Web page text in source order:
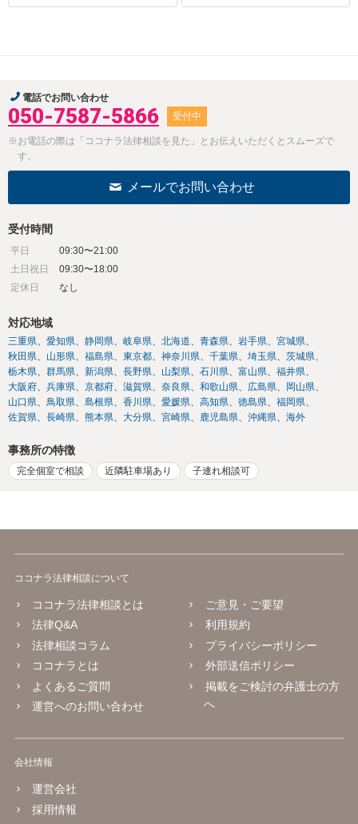
電話でお問い合わせ
050-7587-5866 受付中
※お電話の際は「ココナラ法律相談を見た」とお伝えいただくとスムーズで
す。
メールでお問い合わせ
受付時間
平日
09:30〜21:00
土日祝日
09:30〜18:00
定休日
なし
対応地域
三重県 愛知県 静岡県 岐阜県 北海道 青森県 岩手県
宮城県
秋田県
山形県 福島県 東京都 神奈川県 千葉県 埼玉県
茨城県
栃木県
群馬県 新潟県 長野県 山梨県 石川県 富山県
福井県
大阪府
兵庫県 京都府 滋賀県 奈良県 和歌山県 広島県
岡山県
山口県
鳥取県 島根県 香川県 愛媛県 高知県 徳島県
福岡県
佐賀県
長崎県 熊本県 大分県 宮崎県 鹿児島県 沖縄県 海外
事務所の特徴
完全個室で相談 近隣駐車場あり 子連れ相談可
ココナラ法律相談について
ココナラ法律相談とは
法律Q&A
法律相談コラム
ココナラとは
よくあるご質問
運営へのお問い合わせ
ご意見・ご要望
利用規約
プライバシーポリシー
外部送信ポリシー
掲載をご検討の弁護士の方
へ
会社情報
運営会社
採用情報